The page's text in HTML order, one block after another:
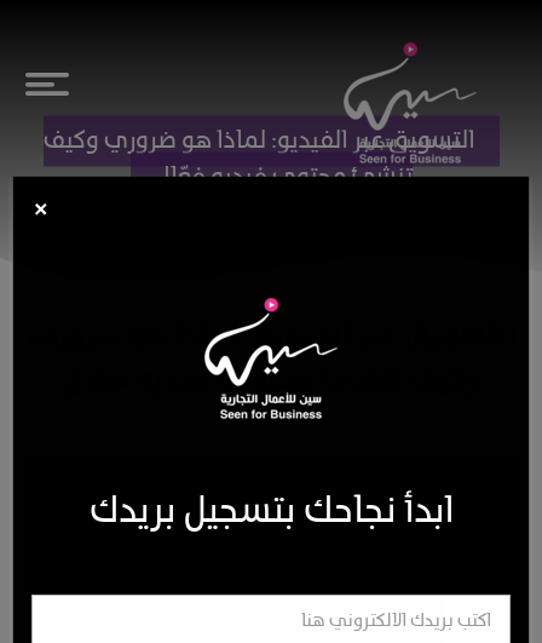
×
ابدأ نجاحك بتسجيل بريدك
التسويق عبر الفيديو: لماذا هو ضروري وكيف
تنشئ محتوى فيديو فعّال
التسويق عبر الفيديو: لماذا هو ضروري
وكيف تنشئ محتوى فيديو فعّال